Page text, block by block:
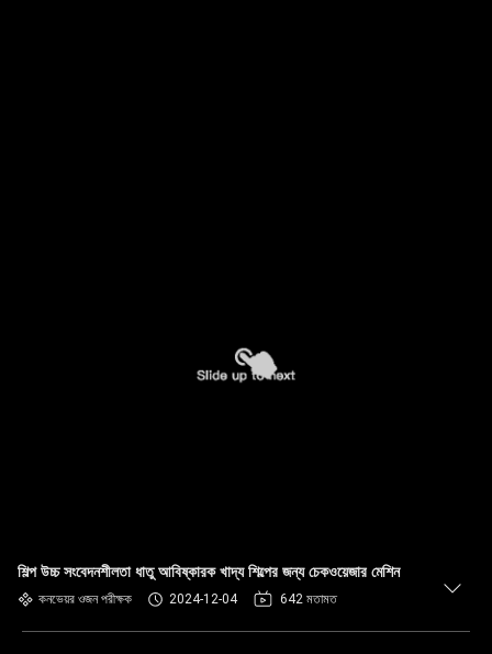
শিল্প উচ্চ সংবেদনশীলতা ধাতু আবিষ্কারক খাদ্য শিল্পের জন্য চেকওয়েজার মেশিন
কনভেয়র ওজন পরীক্ষক 2024-12-04 642 মতামত